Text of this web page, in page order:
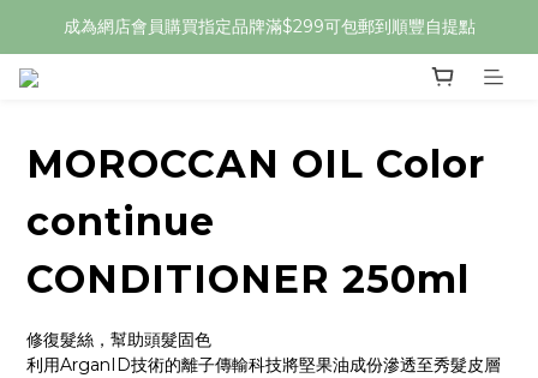
成為網店會員購買指定品牌滿$299可包郵到順豐自提點
MOROCCAN OIL Color
continue
CONDITIONER 250ml
修復髮絲，幫助頭髮固色
利用ArganID技術的離子傳輸科技將堅果油成份滲透至秀髮皮層